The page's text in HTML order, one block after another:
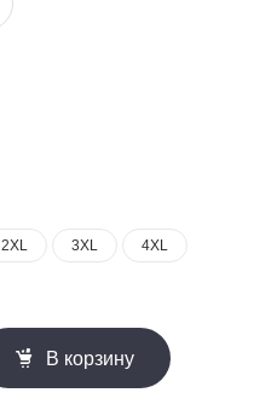
2XL 3XL 4XL
В корзину